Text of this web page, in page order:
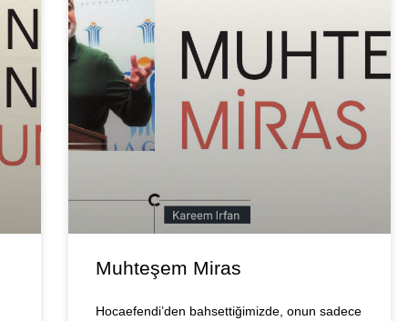
Muhteşem Miras
Hocaefendi’den bahsettiğimizde, onun sadece